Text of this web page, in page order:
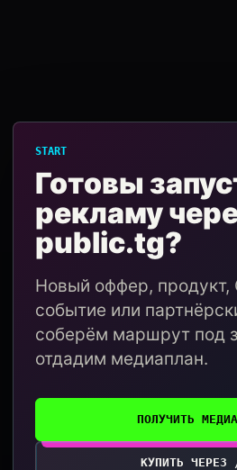
START
Готовы
рекламу
public.tg?
Новый оффер, продукт,
событие или
соберём маршрут под
отдадим медиаплан.
ПОЛУЧИТЬ
КУПИТЬ ЧЕРЕЗ /